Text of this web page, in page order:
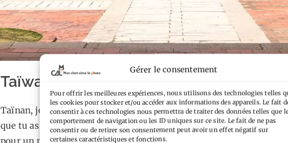
Gérer le consentement
Pour offrir les meilleures expériences, nous utilisons des technologies telles
les cookies pour stocker et/ou accéder aux informations des appareils. Le fait
consentir à ces technologies nous permettra de traiter des données telles que
comportement de navigation ou les ID uniques sur ce site. Le fait de ne pas
consentir ou de retirer son consentement peut avoir un effet négatif sur
certaines caractéristiques et fonctions.
Taïwan : que faire / voir / visiter à
Taïnan, jour 5. Si tu te retrouves à Tainan, ville la plus ancienne de
que tu as un certain goût pour l’histoire et les vieilles choses.
pour un petit tour d’horizon !